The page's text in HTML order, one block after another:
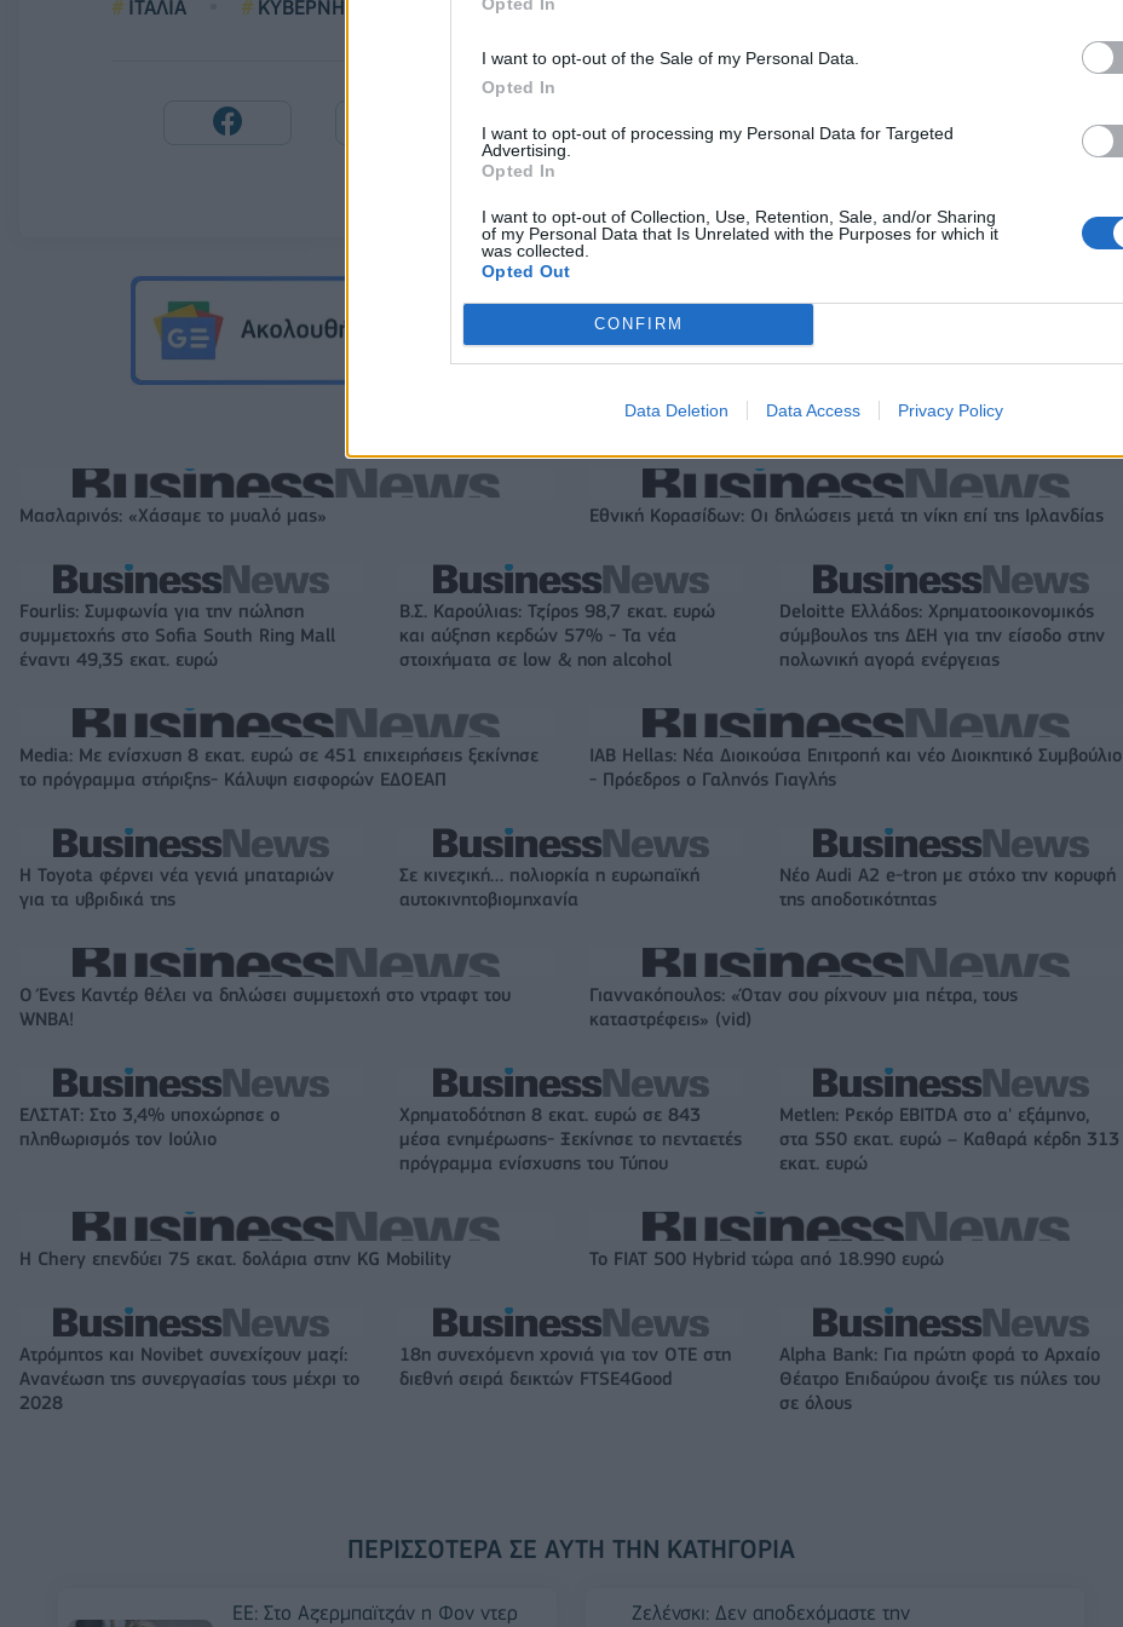
I want to opt-out of the Sale of my Personal Data.
Opted In
I want to opt-out of processing my Personal Data for Targeted
Advertising.
Opted In
I want to opt-out of Collection, Use, Retention, Sale, and/or Sharing
of my Personal Data that Is Unrelated with the Purposes for which it
was collected.
Opted Out
CONFIRM
Data Deletion Data Access Privacy Policy
ΙΤΑΛΙΑ ΚΥΒΕΡΝΗΣΗ ΚΡΙΣΗ
Μασλαρινός: «Χάσαμε το μυαλό μας» Εθνική Κορασίδων: Οι δηλώσεις μετά τη νίκη επί της Ιρλανδίας
Fourlis: Συμφωνία για την πώληση
συμμετοχής στο Sofia South Ring Mall
έναντι 49,35 εκατ. ευρώ
Β.Σ. Καρούλιας: Τζίρος 98,7 εκατ. ευρώ
και αύξηση κερδών 57% - Τα νέα
στοιχήματα σε low & non alcohol
Deloitte Ελλάδος: Χρηματοοικονομικός
σύμβουλος της ΔΕΗ για την είσοδο στην
πολωνική αγορά ενέργειας
Media: Με ενίσχυση 8 εκατ. ευρώ σε 451 επιχειρήσεις ξεκίνησε
το πρόγραμμα στήριξης- Κάλυψη εισφορών ΕΔΟΕΑΠ
IAB Hellas: Νέα Διοικούσα Επιτροπή και νέο Διοικητικό Συμβούλιο
- Πρόεδρος ο Γαληνός Γιαγλής
Η Toyota φέρνει νέα γενιά μπαταριών
για τα υβριδικά της
Σε κινεζική… πολιορκία η ευρωπαϊκή
αυτοκινητοβιομηχανία
Νέο Audi A2 e-tron με στόχο την κορυφή
της αποδοτικότητας
Ο Ένες Καντέρ θέλει να δηλώσει συμμετοχή στο ντραφτ του
WNBA!
Γιαννακόπουλος: «Όταν σου ρίχνουν μια πέτρα, τους
καταστρέφεις» (vid)
ΕΛΣΤΑΤ: Στο 3,4% υποχώρησε ο
πληθωρισμός τον Ιούλιο
Χρηματοδότηση 8 εκατ. ευρώ σε 843
μέσα ενημέρωσης- Ξεκίνησε το πενταετές
πρόγραμμα ενίσχυσης του Τύπου
Metlen: Ρεκόρ EBITDA στο α' εξάμηνο,
στα 550 εκατ. ευρώ – Καθαρά κέρδη 313
εκατ. ευρώ
Η Chery επενδύει 75 εκατ. δολάρια στην KG Mobility Το FIAT 500 Hybrid τώρα από 18.990 ευρώ
Ατρόμητος και Novibet συνεχίζουν μαζί:
Ανανέωση της συνεργασίας τους μέχρι το
2028
18η συνεχόμενη χρονιά για τον ΟΤΕ στη
διεθνή σειρά δεικτών FTSE4Good
Alpha Bank: Για πρώτη φορά το Αρχαίο
Θέατρο Επιδαύρου άνοιξε τις πύλες του
σε όλους
ΠΕΡΙΣΣΌΤΕΡΑ ΣΕ ΑΥΤΉ ΤΗΝ ΚΑΤΗΓΟΡΊΑ
ΕΕ: Στο Αζερμπαϊτζάν η Φον ντερ Ζελένσκι: Δεν αποδεχόμαστε την